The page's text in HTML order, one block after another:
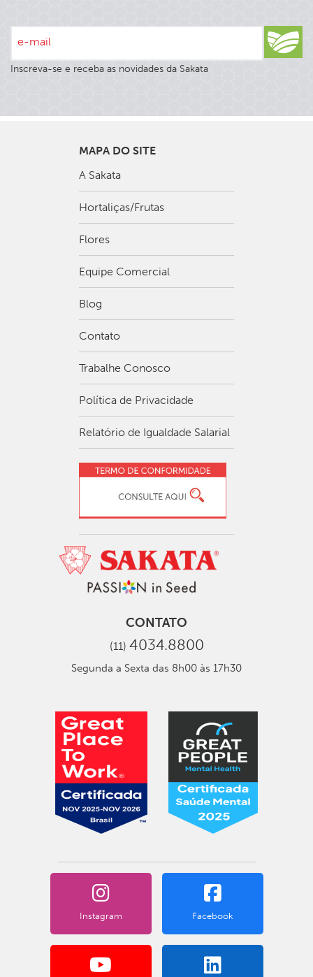
e-mail
Inscreva-se e receba as novidades da Sakata
MAPA DO SITE
A Sakata
Hortaliças/Frutas
Flores
Equipe Comercial
Blog
Contato
Trabalhe Conosco
Política de Privacidade
Relatório de Igualdade Salarial
CONTATO
(11) 4034.8800
Segunda a Sexta das 8h00 às 17h30
Instagram Facebook